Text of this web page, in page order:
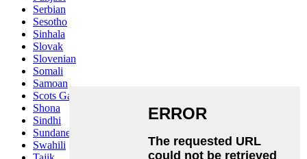
Serbian
Sesotho
Sinhala
Slovak
Slovenian
Somali
Samoan
Scots Gaelic
Shona
Sindhi
Sundanese
Swahili